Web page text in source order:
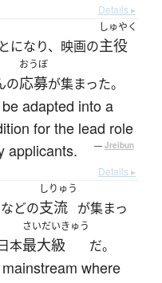
Details ▸
になり、映画の
しゅやく
主役
の
おうぼ
応募が集まった。
adapted into a
for the lead role
applicants.
— Jreibun
Details ▸
などの
しりゅう
支流 が集まっ
本
さいだいきゅう
最大級 だ。
where